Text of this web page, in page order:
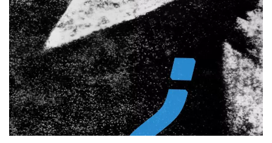
/EUR
Se connecter